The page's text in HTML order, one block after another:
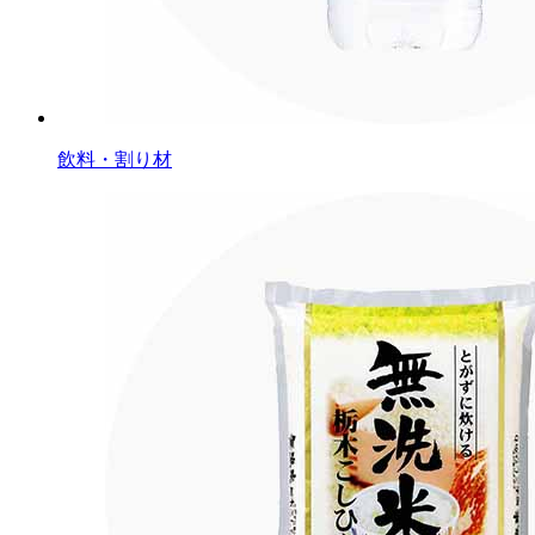
飲料・割り材